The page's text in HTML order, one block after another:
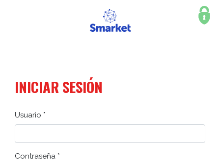
INICIAR SESIÓN
Usuario *
Contraseña *